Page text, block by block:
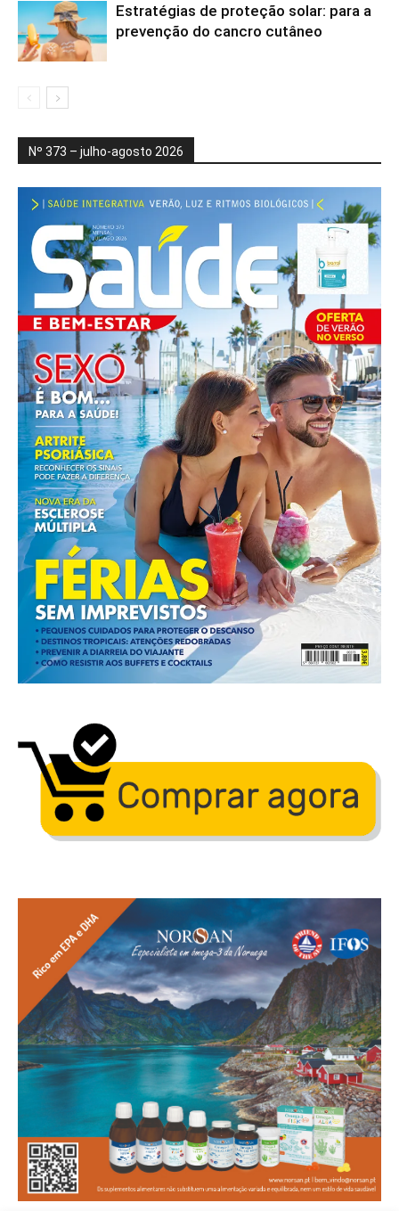
Estratégias de proteção solar: para a
prevenção do cancro cutâneo
Nº 373 – julho-agosto 2026